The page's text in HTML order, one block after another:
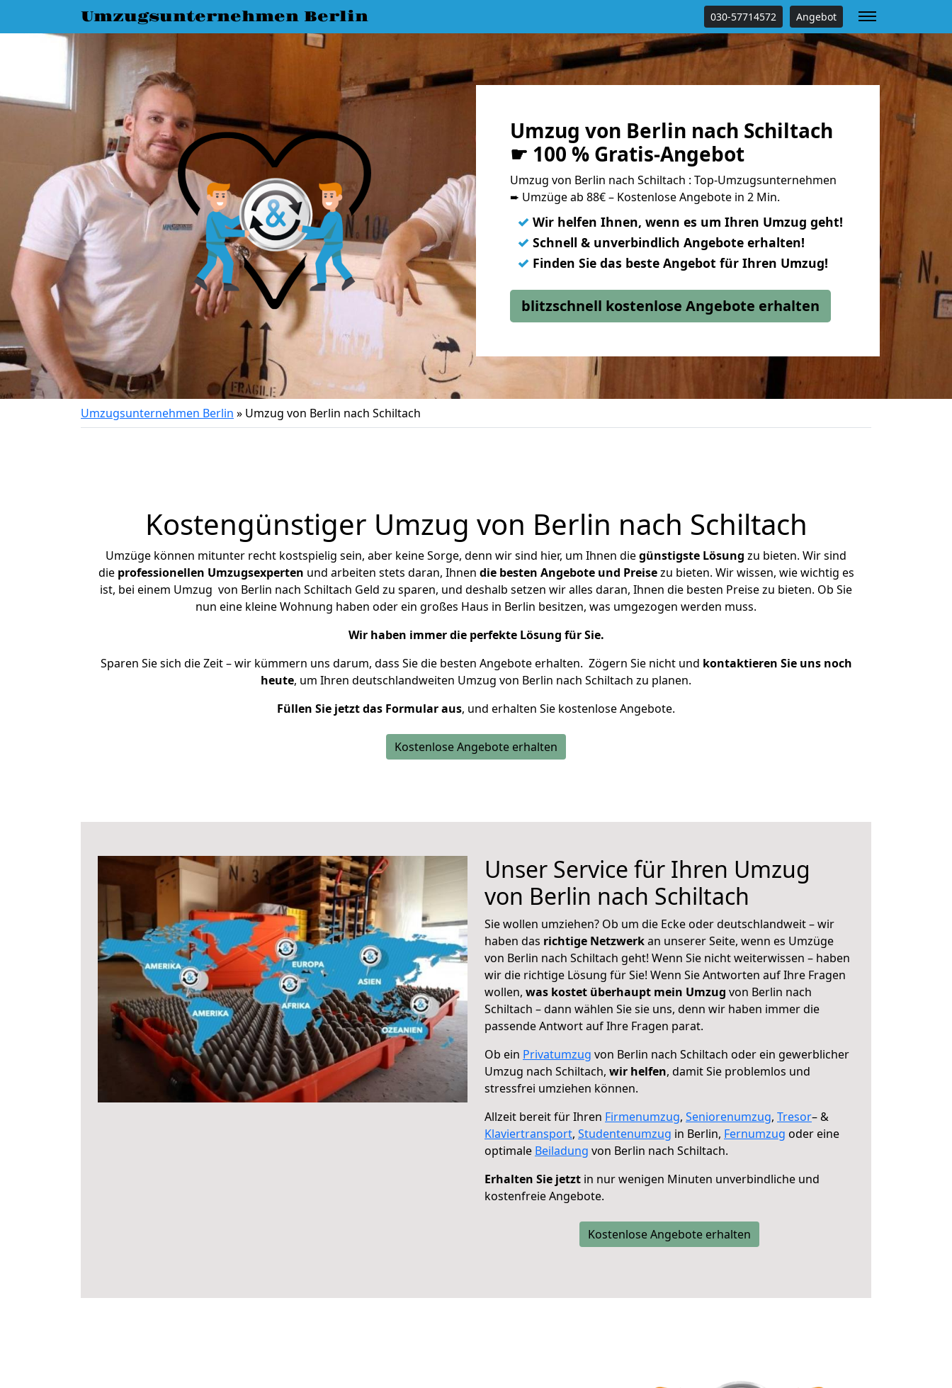
Umzugsunternehmen Berlin 030-57714572 Angebot
Umzug von Berlin nach Schiltach
☛ 100 % Gratis-Angebot
Umzug von Berlin nach Schiltach : Top-Umzugsunternehmen
➨ Umzüge ab 88€ – Kostenlose Angebote in 2 Min.
✓ Wir helfen Ihnen, wenn es um Ihren Umzug geht!
✓ Schnell & unverbindlich Angebote erhalten!
✓ Finden Sie das beste Angebot für Ihren Umzug!
blitzschnell kostenlose Angebote erhalten
Umzugsunternehmen Berlin » Umzug von Berlin nach Schiltach
Kostengünstiger Umzug von Berlin nach Schiltach
Umzüge können mitunter recht kostspielig sein, aber keine Sorge, denn wir sind hier, um Ihnen diegünstigste Lösung zu bieten. Wir sind
die professionellen Umzugsexperten und arbeiten stets daran, Ihnen die besten Angebote und Preisezu bieten. Wir wissen, wie wichtig es
ist, bei einem Umzug von Berlin nach Schiltach Geld zu sparen, und deshalb setzen wir alles daran, Ihnen die besten Preise zu bieten. Ob Sie
nun eine kleine Wohnung haben oder ein großes Haus in Berlin besitzen, was umgezogen werden muss.
Wir haben immer die perfekte Lösung für Sie.
Sparen Sie sich die Zeit – wir kümmern uns darum, dass Sie die besten Angebote erhalten. Zögern Sie nicht und kontaktieren Sie uns noch
heute, um Ihren deutschlandweiten Umzug von Berlin nach Schiltach zu planen.
Füllen Sie jetzt das Formular aus, und erhalten Sie kostenlose Angebote.
Kostenlose Angebote erhalten
Unser Service für Ihren Umzug
von Berlin nach Schiltach
Sie wollen umziehen? Ob um die Ecke oder deutschlandweit – wir
haben das richtige Netzwerkan unserer Seite, wenn es Umzüge
von Berlin nach Schiltach geht! Wenn Sie nicht weiterwissen – haben
wir die richtige Lösung für Sie! Wenn Sie Antworten auf Ihre Fragen
wollen, was kostet überhaupt mein Umzug von Berlin nach
Schiltach – dann wählen Sie sie uns, denn wir haben immer die
passende Antwort auf Ihre Fragen parat.
Ob ein Privatumzug von Berlin nach Schiltach oder ein gewerblicher
Umzug nach Schiltach, wir helfen, damit Sie problemlos und
stressfrei umziehen können.
Allzeit bereit für Ihren Firmenumzug, Seniorenumzug, Tresor– &
Klaviertransport, Studentenumzug in Berlin, Fernumzug oder eine
optimale Beiladung von Berlin nach Schiltach.
Erhalten Sie jetzt in nur wenigen Minuten unverbindliche und
kostenfreie Angebote.
Kostenlose Angebote erhalten